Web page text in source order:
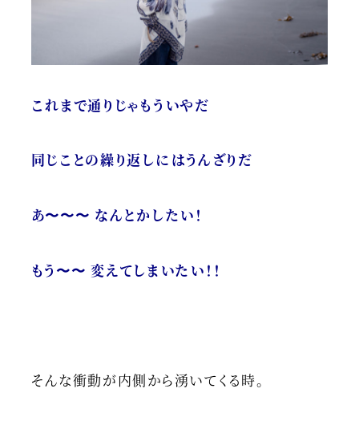
これまで通りじゃもういやだ
同じことの繰り返しにはうんざりだ
あ〜〜〜 なんとかしたい！
もう〜〜 変えてしまいたい！！
そんな衝動が内側から湧いてくる時。